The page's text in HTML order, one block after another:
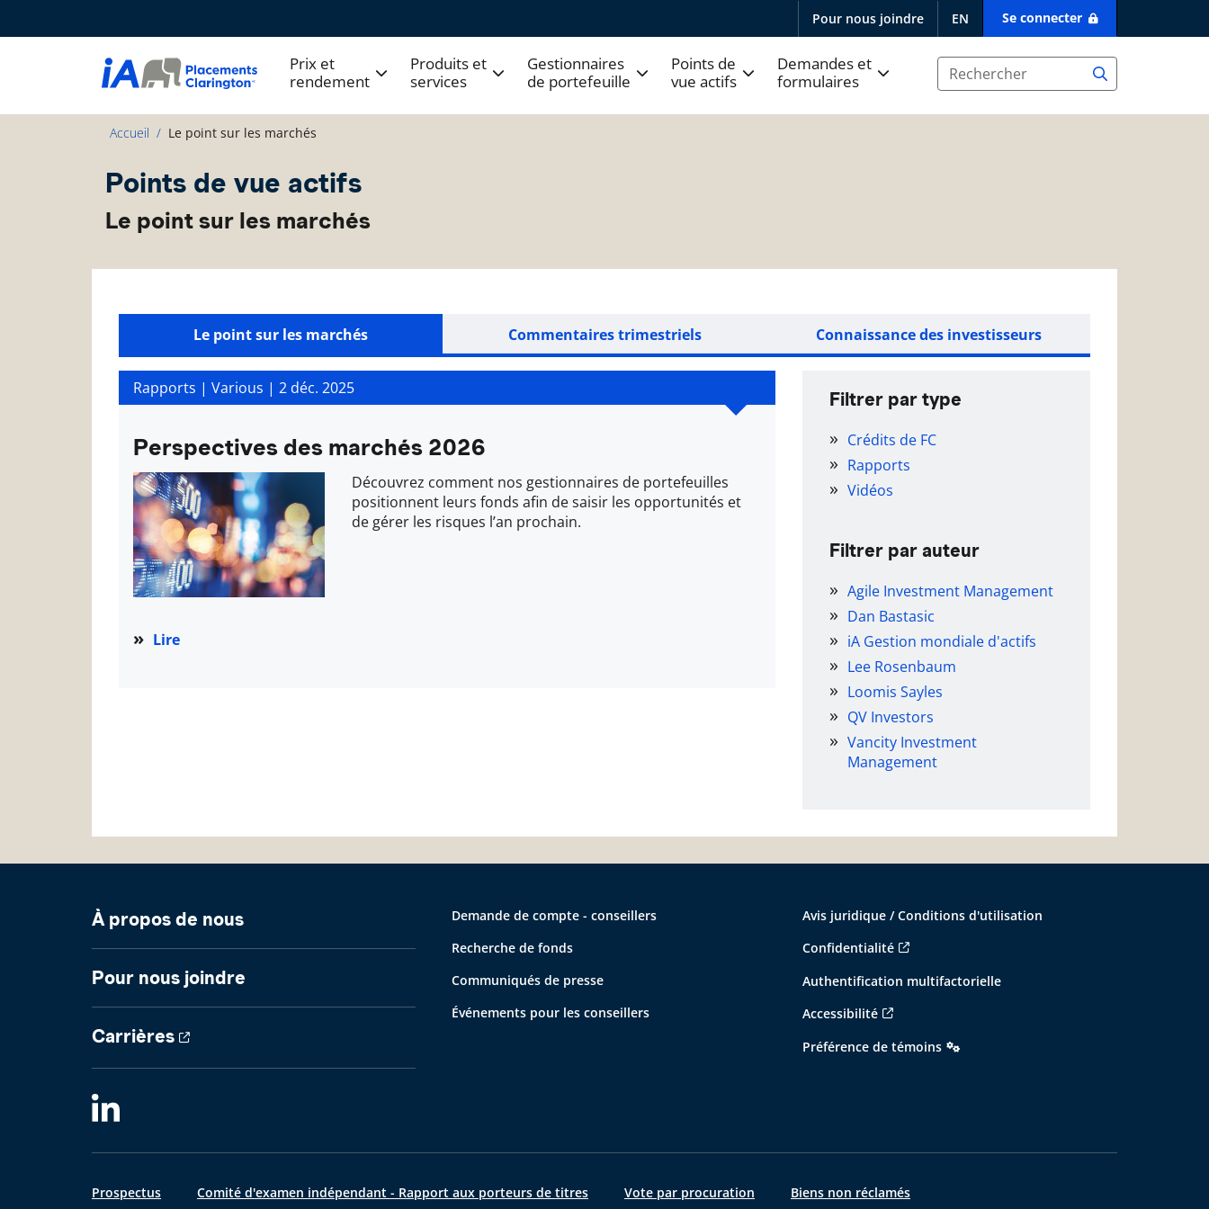
Pour nous joindre EN Se connecter
Prix et
rendement
Produits et
services
Gestionnaires
de portefeuille
Points de
vue actifs
Demandes et
formulaires
Accueil Le point sur les marchés
Points de vue actifs
Le point sur les marchés
Le point sur les marchés Commentaires trimestriels Connaissance des investisseurs
Rapports | Various | 2 déc. 2025
Perspectives des marchés 2026
Découvrez comment nos gestionnaires de portefeuilles
positionnent leurs fonds afin de saisir les opportunités et
de gérer les risques l’an prochain.
Lire
Filtrer par type
Crédits de FC
Rapports
Vidéos
Filtrer par auteur
Agile Investment Management
Dan Bastasic
iA Gestion mondiale d'actifs
Lee Rosenbaum
Loomis Sayles
QV Investors
Vancity Investment
Management
À propos de nous
Pour nous joindre
Carrières
Demande de compte - conseillers
Recherche de fonds
Communiqués de presse
Événements pour les conseillers
Avis juridique / Conditions d'utilisation
Confidentialité
Authentification multifactorielle
Accessibilité
Préférence de témoins
Prospectus Comité d'examen indépendant - Rapport aux porteurs de titres Vote par procuration Biens non réclamés